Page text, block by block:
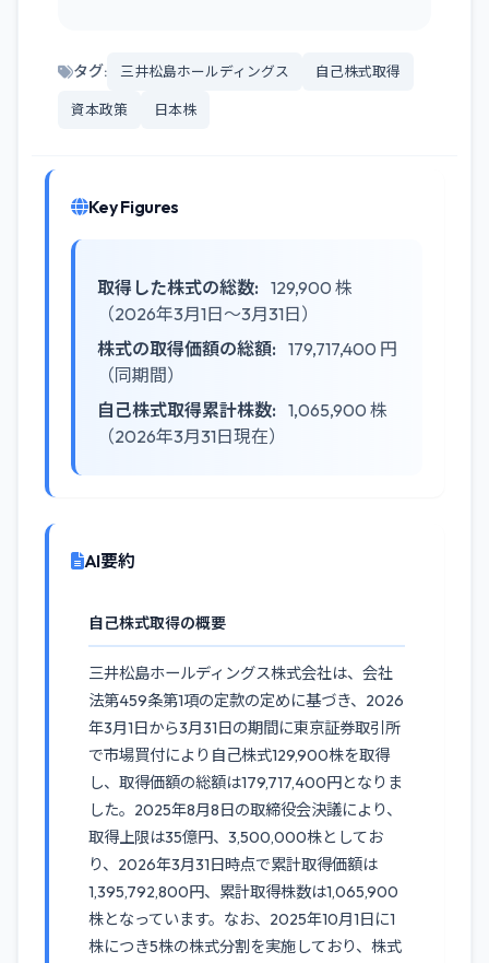
タグ: 三井松島ホールディングス 自己株式取得
資本政策 日本株
Key Figures
取得した株式の総数: 129,900 株
（2026年3月1日～3月31日）
株式の取得価額の総額: 179,717,400 円
（同期間）
自己株式取得累計株数: 1,065,900 株
（2026年3月31日現在）
AI要約
自己株式取得の概要
三井松島ホールディングス株式会社は、会社
法第459条第1項の定款の定めに基づき、2026
年3月1日から3月31日の期間に東京証券取引所
で市場買付により自己株式129,900株を取得
し、取得価額の総額は179,717,400円となりま
した。2025年8月8日の取締役会決議により、
取得上限は35億円、3,500,000株としてお
り、2026年3月31日時点で累計取得価額は
1,395,792,800円、累計取得株数は1,065,900
株となっています。なお、2025年10月1日に1
株につき5株の株式分割を実施しており、株式